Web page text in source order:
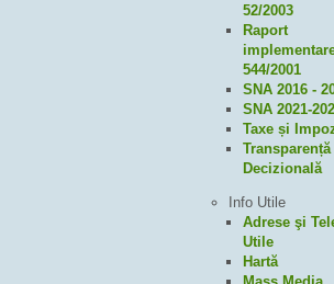
52/2003
Raport
544/2001
SNA 2016 -
SNA 2021-
Taxe și
Transparență
Decizională
Info Utile
Adrese şi
Utile
Hartă